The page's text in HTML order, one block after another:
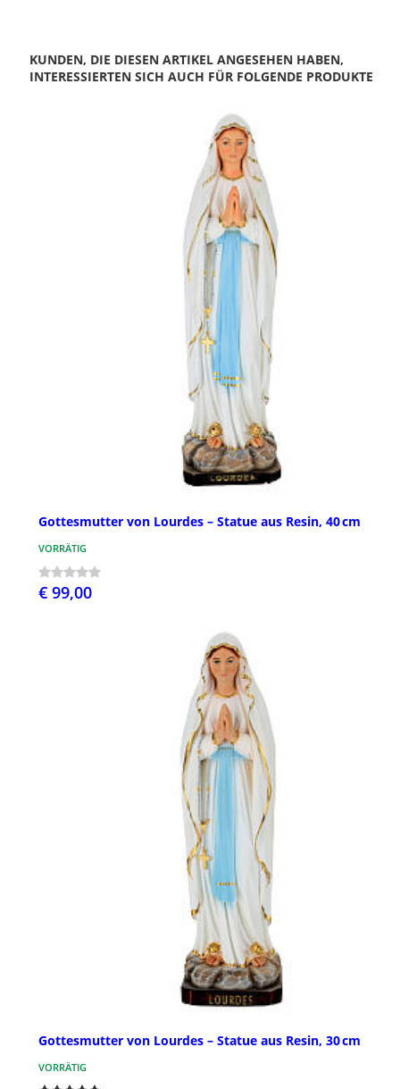
KUNDEN, DIE DIESEN ARTIKEL ANGESEHEN HABEN,
INTERESSIERTEN SICH AUCH FÜR FOLGENDE PRODUKTE
Gottesmutter von Lourdes – Statue aus Resin, 40 cm
VORRÄTIG
€ 99,00
Gottesmutter von Lourdes – Statue aus Resin, 30 cm
VORRÄTIG